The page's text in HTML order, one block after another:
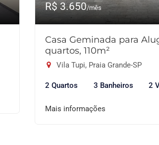
R$ 3.650/mês
Casa Geminada para
quartos, 110m²
Vila Tupi, Praia Grande-SP
2 Quartos 3 Banheiros 2
Mais informações